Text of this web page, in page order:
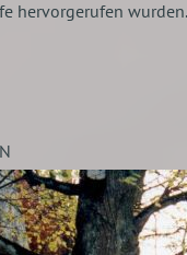
hervorgerufen